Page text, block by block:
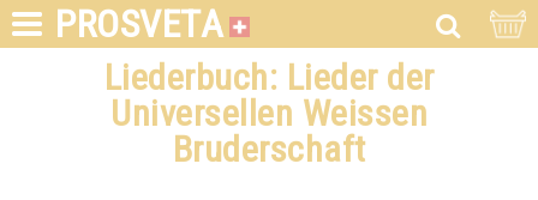
PROSVETA
Liederbuch: Lieder der
Universellen Weissen
Bruderschaft